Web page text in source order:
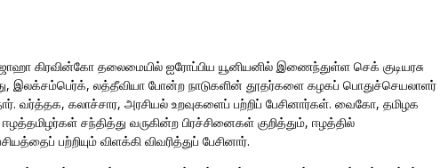
கிரவின்கோ தலைமையில் ஐரோப்பிய யூனியனில் இணைந்துள்ள செக் குடியரசு
இலக்சம்பெர்க், லத்தீவியா போன்ற நாடுகளின் தூதர்களை கழகப் பொதுச்செயலாளர்
வர்த்தக, கலாச்சார, அரசியல் உறவுகளைப் பற்றிப் பேசினார்கள். வைகோ, தமிழக
சந்தித்து வருகின்ற பிரச்சினைகள் குறித்தும், ஈழத்தில்
பற்றியும் விளக்கி விவரித்துப் பேசினார்.